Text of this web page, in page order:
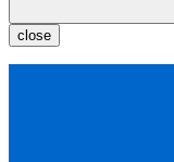
close